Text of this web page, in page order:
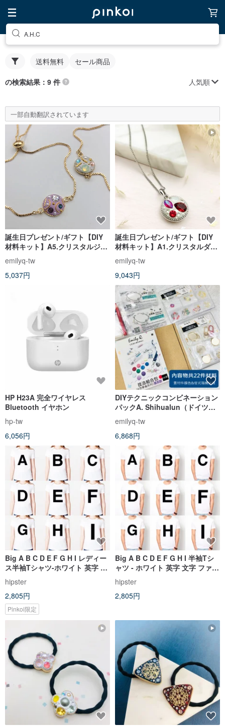
A.H.C
送料無料 セール商品
の検索結果：9 件 人気順
一部自動翻訳されています
誕生日プレゼント/ギフト【DIY
材料キット】A5.クリスタルジュ
エルブレスレット | カラー選択可
能（チュートリアル動画付き）
emilyq-tw
5,037円
誕生日プレゼント/ギフト【DIY
材料キット】A1.クリスタルダイ
ヤペンダントロングネックレス |
カラー選択可（チュートリアル
動画付き）
emilyq-tw
9,043円
HP H23A 完全ワイヤレス
Bluetooth イヤホン
hp-tw
6,056円
DIYテクニックコンビネーション
パックA. Shihualun（ドイツの
ジュエリー粘土 - 未焼成セラミッ
ク粘土）2色オプション
emilyq-tw
6,868円
Big A B C D E F G H I レディー
ス半袖Tシャツ-ホワイト 英字 テ
キスト ファッション
hipster
2,805円
Pinkoi限定
Big A B C D E F G H I 半袖Tシ
ャツ - ホワイト 英字 文字 ファッ
ション
hipster
2,805円